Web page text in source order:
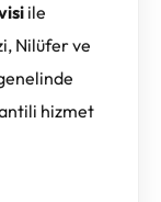
ile
Nilüfer ve
hizmet